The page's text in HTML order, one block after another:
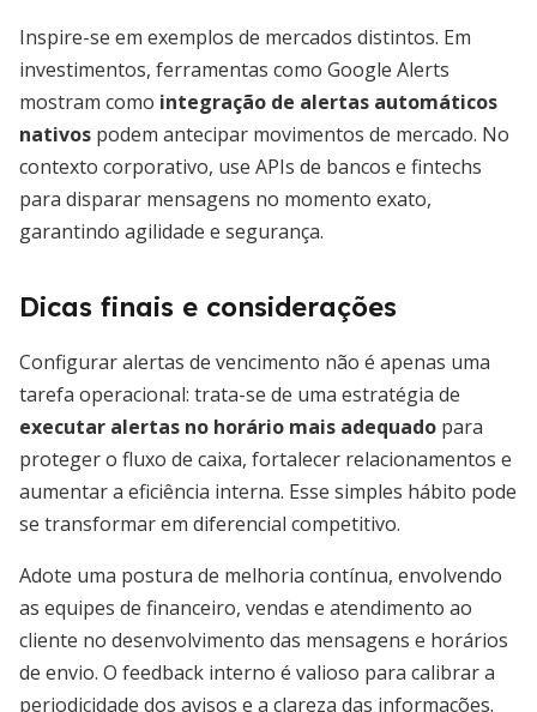
Inspire-se em exemplos de mercados distintos. Em
investimentos, ferramentas como Google Alerts
mostram como integração de alertas automáticos
nativos podem antecipar movimentos de mercado. No
contexto corporativo, use APIs de bancos e fintechs
para disparar mensagens no momento exato,
garantindo agilidade e segurança.
Dicas finais e considerações
Configurar alertas de vencimento não é apenas uma
tarefa operacional: trata-se de uma estratégia de
executar alertas no horário mais adequado para
proteger o fluxo de caixa, fortalecer relacionamentos e
aumentar a eficiência interna. Esse simples hábito pode
se transformar em diferencial competitivo.
Adote uma postura de melhoria contínua, envolvendo
as equipes de financeiro, vendas e atendimento ao
cliente no desenvolvimento das mensagens e horários
de envio. O feedback interno é valioso para calibrar a
periodicidade dos avisos e a clareza das informações.